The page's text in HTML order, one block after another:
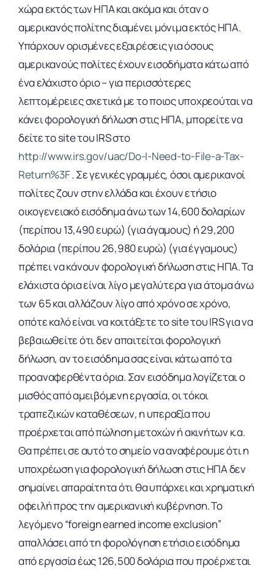
χώρα εκτός των ΗΠΑ και ακόμα και όταν ο
αμερικανός πολίτης διαμένει μόνιμα εκτός ΗΠΑ.
Υπάρχουν ορισμένες εξαιρέσεις για όσους
αμερικανούς πολίτες έχουν εισοδήματα κάτω από
ένα ελάχιστο όριο – για περισσότερες
λεπτομέρειες σχετικά με το ποιος υποχρεούται να
κάνει φορολογική δήλωση στις ΗΠΑ, μπορείτε να
δείτε το site του IRS στο
http://www.irs.gov/uac/Do-I-Need-to-File-a-Tax-
Return%3F. Σε γενικές γραμμές, όσοι αμερικανοί
πολίτες ζουν στην ελλάδα και έχουν ετήσιο
οικογενειακό εισόδημα άνω των 14,600 δολαρίων
(περίπου 13,490 ευρώ) (για άγαμους) ή 29,200
δολάρια (περίπου 26,980 ευρώ) (για έγγαμους)
πρέπει να κάνουν φορολογική δήλωση στις ΗΠΑ. Τα
ελάχιστα όρια είναι λίγο μεγαλύτερα για άτομα άνω
των 65 και αλλάζουν λίγο από χρόνο σε χρόνο,
οπότε καλό είναι να κοιτάξετε το site του IRS για να
βεβαιωθείτε ότι δεν απαιτείται φορολογική
δήλωση, αν το εισόδημα σας είναι κάτω από τα
προαναφερθέντα όρια. Σαν εισόδημα λογίζεται ο
μισθός από αμειβόμενη εργασία, οι τόκοι
τραπεζικών καταθέσεων, η υπεραξία που
προέρχεται από πώληση μετοχών ή ακινήτων κ.α.
Θα πρέπει σε αυτό το σημείο να αναφέρουμε ότι η
υποχρέωση για φορολογική δήλωση στις ΗΠΑ δεν
σημαίνει απαραίτητα ότι θα υπάρχει και χρηματική
οφειλή προς την αμερικανική κυβέρνηση. Το
λεγόμενο “foreign earned income exclusion”
απαλλάσει από τη φορολόγηση ετήσιο εισόδημα
από εργασία έως 126,500 δολάρια που προέρχεται